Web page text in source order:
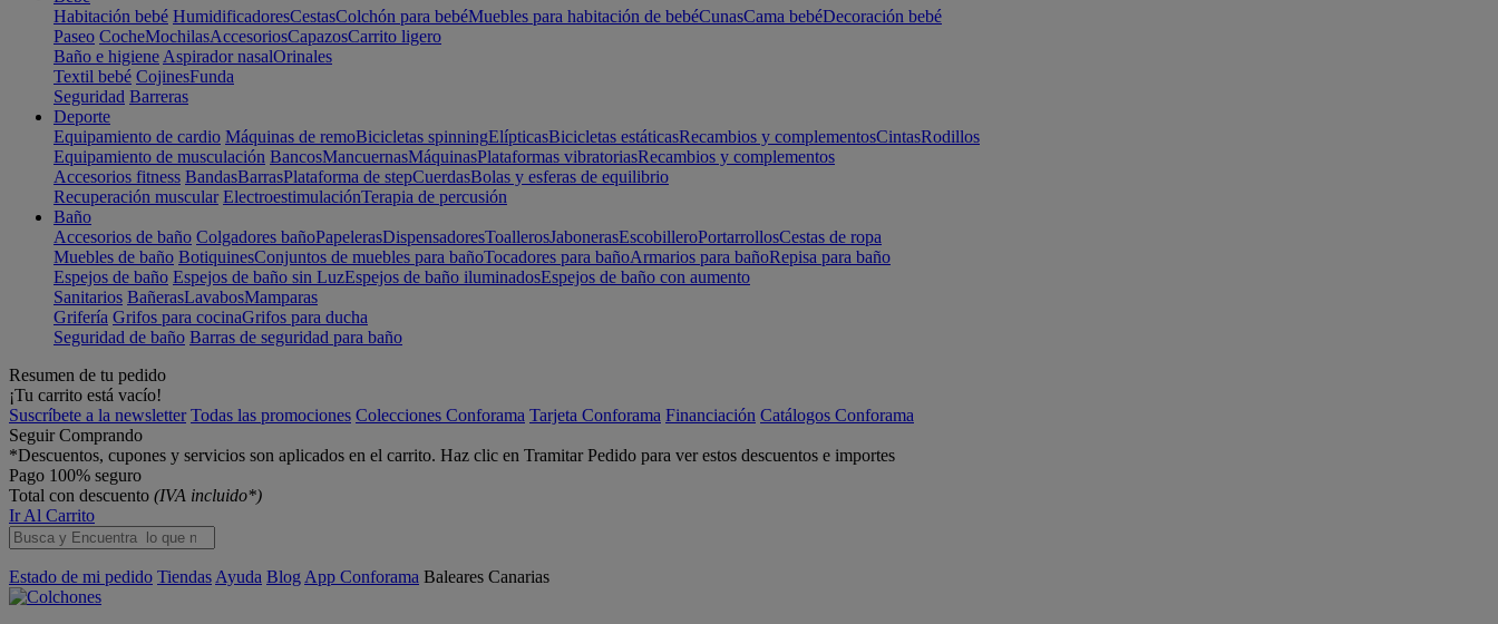
Habitación bebé HumidificadoresCestasColchón para bebéMuebles para habitación de bebéCunasCama bebéDecoración bebé
Paseo CocheMochilasAccesoriosCapazosCarrito ligero
Baño e higiene Aspirador nasalOrinales
Textil bebé CojinesFunda
Seguridad Barreras
Deporte
Equipamiento de cardio Máquinas de remoBicicletas spinningElípticasBicicletas estáticasRecambios y complementosCintasRodillos
Equipamiento de musculación BancosMancuernasMáquinasPlataformas vibratoriasRecambios y complementos
Accesorios fitness BandasBarrasPlataforma de stepCuerdasBolas y esferas de equilibrio
Recuperación muscular ElectroestimulaciónTerapia de percusión
Baño
Accesorios de baño Colgadores bañoPapelerasDispensadoresToallerosJabonerasEscobilleroPortarrollosCestas de ropa
Muebles de baño BotiquinesConjuntos de muebles para bañoTocadores para bañoArmarios para bañoRepisa para baño
Espejos de baño Espejos de baño sin LuzEspejos de baño iluminadosEspejos de baño con aumento
Sanitarios BañerasLavabosMamparas
Grifería Grifos para cocinaGrifos para ducha
Seguridad de baño Barras de seguridad para baño
Resumen de tu pedido
¡Tu carrito está vacío!
Suscríbete a la newsletter Todas las promociones Colecciones Conforama Tarjeta Conforama Financiación Catálogos Conforama
Seguir Comprando
*Descuentos, cupones y servicios son aplicados en el carrito. Haz clic en Tramitar Pedido para ver estos descuentos e importes
Pago 100% seguro
Total con descuento (IVA incluido*)
Ir Al Carrito
Estado de mi pedido Tiendas Ayuda Blog App Conforama Baleares Canarias